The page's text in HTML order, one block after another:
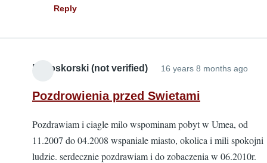
Reply
Bialoskorski (not verified) 16 years 8 months ago
Pozdrowienia przed Swietami
Pozdrawiam i ciagle milo wspominam pobyt w Umea, od
11.2007 do 04.2008 wspaniale miasto, okolica i mili spokojni
ludzie. serdecznie pozdrawiam i do zobaczenia w 06.2010r.